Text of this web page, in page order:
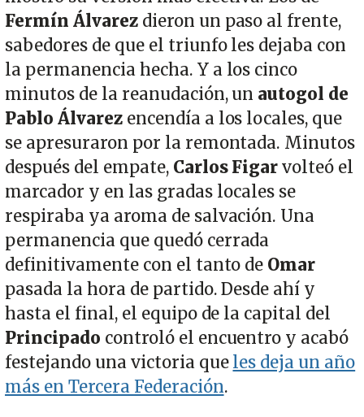
Fermín Álvarezdieron un paso al frente,
sabedores de que el triunfo les dejaba con
la permanencia hecha. Y a los cinco
minutos de la reanudación, un autogol de
Pablo Álvarezencendía a los locales, que
se apresuraron por la remontada. Minutos
después del empate, Carlos Figarvolteó el
marcador y en las gradas locales se
respiraba ya aroma de salvación. Una
permanencia que quedó cerrada
definitivamente con el tanto de Omar
pasada la hora de partido. Desde ahí y
hasta el final, el equipo de la capital del
Principado controló el encuentro y acabó
festejando una victoria queles deja un año
más en Tercera Federación.